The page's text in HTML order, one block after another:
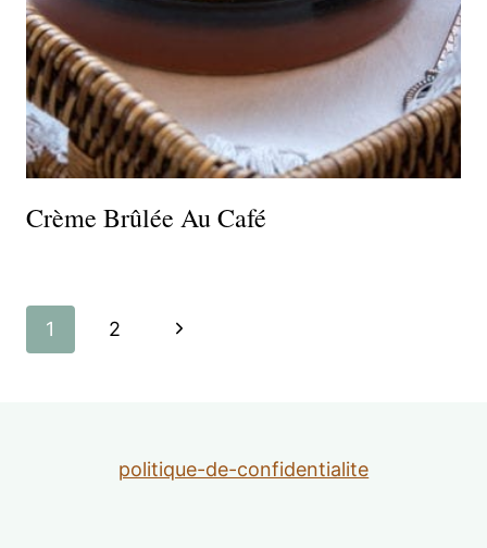
Crème Brûlée Au Café
Navigation
1 2
Page
politique-de-confidentialite